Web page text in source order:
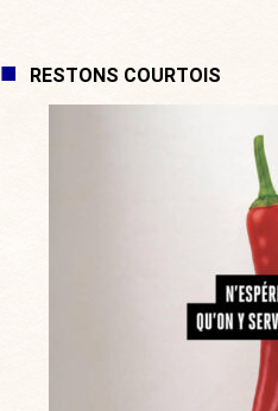
RESTONS COURTOIS